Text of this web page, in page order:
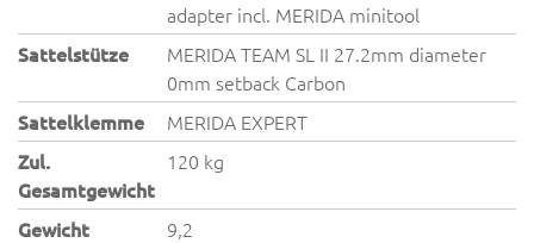
adapter incl. MERIDA minitool
Sattelstütze
MERIDA TEAM SL II 27.2mm diameter
0mm setback Carbon
Sattelklemme
MERIDA EXPERT
Zul.
Gesamtgewicht
120 kg
Gewicht
9,2